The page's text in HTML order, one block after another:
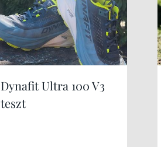
Dynafit Ultra 100 V3
teszt